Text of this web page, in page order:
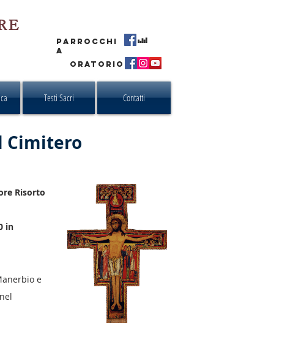
PARROCCHI
A
ORATORIO
Testi Sacri Contatti
Cimitero
Risorto
in
e